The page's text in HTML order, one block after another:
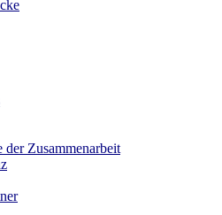
der Zusammenarbeit